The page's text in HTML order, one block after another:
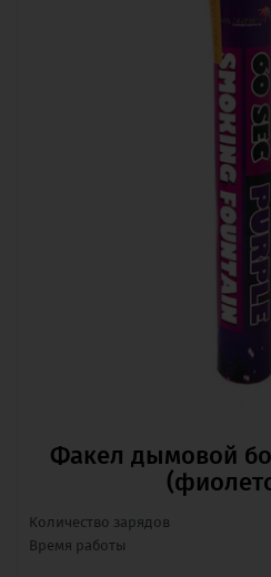
Факел дымовой
Количество зарядов
Время pаботы